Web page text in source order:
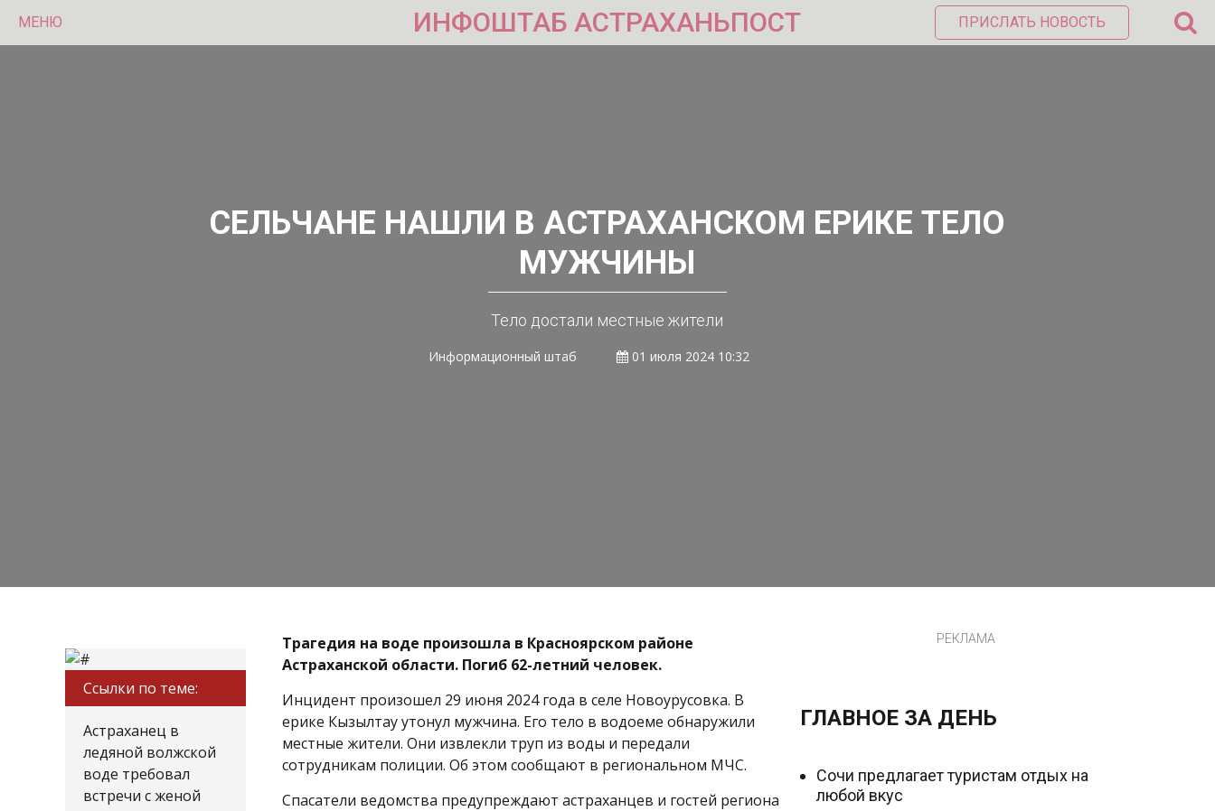
МЕНЮ ИНФОШТАБ АСТРАХАНЬПОСТ ПРИСЛАТЬ НОВОСТЬ
СЕЛЬЧАНЕ НАШЛИ В АСТРАХАНСКОМ ЕРИКЕ ТЕЛО
МУЖЧИНЫ
Тело достали местные жители
Информационный штаб 01 июля 2024 10:32
Ссылки по теме:
Астраханец в
ледяной волжской
воде требовал
встречи с женой
Трагедия на воде произошла в Красноярском районе
Астраханской области. Погиб 62-летний человек.
Инцидент произошел 29 июня 2024 года в селе Новоурусовка. В
ерике Кызылтау утонул мужчина. Его тело в водоеме обнаружили
местные жители. Они извлекли труп из воды и передали
сотрудникам полиции. Об этом сообщают в региональном МЧС.
Спасатели ведомства предупреждают астраханцев и гостей региона
РЕКЛАМА
ГЛАВНОЕ ЗА ДЕНЬ
Сочи предлагает туристам отдых на
любой вкус